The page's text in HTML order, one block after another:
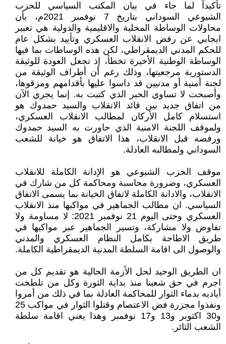
تأكيداً لما جاء في بيان المكتب السياسي للحزب
الشيوعي السوداني بتاريخ 7 نوفمبر 2021م، بأن
محاولات الوساطة المحلية والاقليمية والدولية هي تعبير
ايجابي عن رفض الانقلاب العسكري وتأييد بشكل عام
للحكم المدني الديمقراطي، لكن هذه الوساطات بما فيها
الوساطة الوطنية الأخيرة تخطأ، إذ تجعل العودة للوثيقة
الدستورية مرجعيتها، وذلك رغم أن أطراف الوثيقة من
لجنة أمنية أو مدنيين قد داسوا عليها بأقدامهم ومزقوها،
وأصبحت لا تساوي الحبر الذي كتبت به. إنما يجري الآن
من اتفاق جديد بين قائد الانقلاب والسيد حمدوك هو
استسلام كامل الأركان لمطالب الانقلاب العسكري،
ولموقف اللجنة الامنية الذي حاورت به السيد حمدوك
ورفضه قبل الانقلاب، هذا الاتفاق هو خيانة للشعب
السوداني ولمطالبه العادلة.
موقف الحزب الشيوعي هو الإدانة الكاملة للانقلاب
العسكري، وضرورة محاسبة ومحاكمة كل من شارك في
الانقلاب، والادانة الكاملة لاتفاق الخيانة بما يسمى الاتفاق
السياسي. ان مطالب الجماهير في مواكبها منذ الانقلاب
العسكري وحتى اليوم 21 نوفمبر 2021: لا مساومة ولا
تفاوض ولا مشاركة، وتسير الجماهير عبر مواكبها في
طريق الاطاحة بكامل النظام العسكري والمدني
والوصول الى اقامة السلطة المدنية الديمقراطية الكاملة.
ان الطريق الوحيد لحل الأزمة الحالية هو تقديم كل من
اجرم في حق شعبنا منذ بداية الثورة وكل من تلطخت
أياديه بدماء الثوار للمحاكمة العادلة بما في ذلك من أمروا
ونفذوا مجزرة فض الاعتصام وقتلوا الثوار في مواكب 25
و30 اكتوبر و13 و17 نوفمبر وهذا يعني اقامة سلطة
الشعب الثائر.